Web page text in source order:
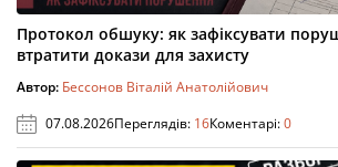
Протокол обшуку: як зафіксувати
втратити докази для захисту
Автор: Бессонов Віталій Анатолійович
07.08.2026Переглядів: 16Коментарі:0